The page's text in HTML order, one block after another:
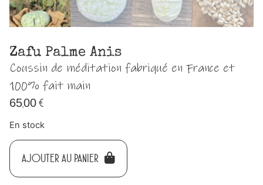
Zafu Palme Anis
Coussin de méditation fabriqué en France et
100% fait main
65,00€
En stock
AJOUTER AU PANIER